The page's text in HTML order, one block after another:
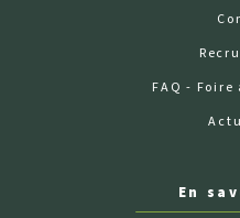
FAQ -
En